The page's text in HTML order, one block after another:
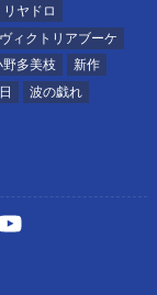
リヤドロ
ヴィクトリアブーケ
野多美枝
新作
波の戯れ